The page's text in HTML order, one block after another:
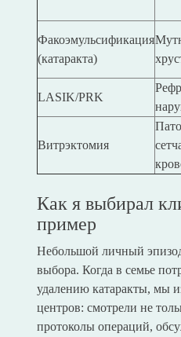
Факоэмульсификация
(катаракта)
LASIK/PRK
Витрэктомия
Как я выбирал
пример
Небольшой личный
выбора. Когда в семье
удалению катаракты, мы
центров: смотрели не
протоколы операций,